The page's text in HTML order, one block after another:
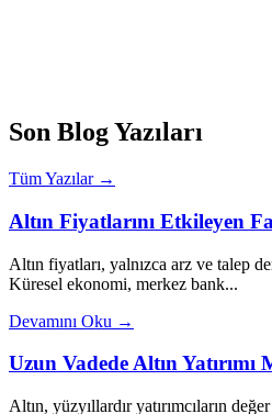
Son Blog Yazıları
Tüm Yazılar →
Altın Fiyatlarını Etkileyen
Altın fiyatları, yalnızca arz ve talep
Küresel ekonomi, merkez bank...
Devamını Oku →
Uzun Vadede Altın Yatırımı
Altın, yüzyıllardır yatırımcıların